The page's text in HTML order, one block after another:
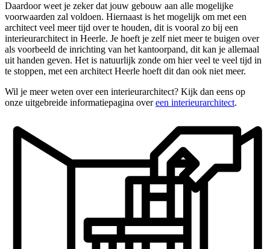
Daardoor weet je zeker dat jouw gebouw aan alle mogelijke
voorwaarden zal voldoen. Hiernaast is het mogelijk om met een
architect veel meer tijd over te houden, dit is vooral zo bij een
interieurarchitect in Heerle. Je hoeft je zelf niet meer te buigen over
als voorbeeld de inrichting van het kantoorpand, dit kan je allemaal
uit handen geven. Het is natuurlijk zonde om hier veel te veel tijd in
te stoppen, met een architect Heerle hoeft dit dan ook niet meer.
Wil je meer weten over een interieurarchitect? Kijk dan eens op
onze uitgebreide informatiepagina overeen interieurarchitect.